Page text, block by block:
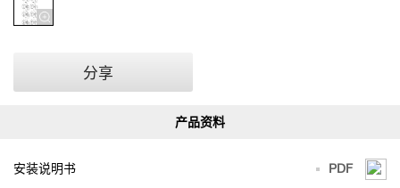
入墙
分享
PDF
安装说明书